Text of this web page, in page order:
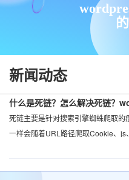
新闻动态
什么是死链？怎么解决死链？
死链主要是针对搜索引擎蜘蛛爬取
一样会随着URL路径爬取Cookie、